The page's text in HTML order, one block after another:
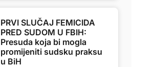
PRVI SLUČAJ FEMICIDA
PRED SUDOM U FBIH:
Presuda koja bi mogla
promijeniti sudsku praksu
u BiH